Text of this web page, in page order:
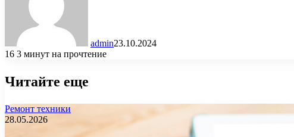
admin23.10.2024
16 3 минут на прочтение
Читайте еще
Ремонт техники
28.05.2026